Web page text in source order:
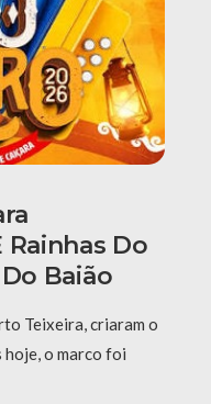
Rainhas Do
Baião
Teixeira, criaram o
hoje, o marco foi